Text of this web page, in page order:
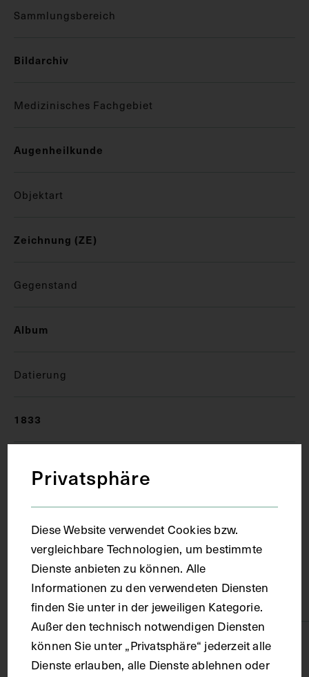
Sammlungsbereich
Bildarchiv
Medizinisches Fachgebiet
Augenheilkunde
Objektart
Zeichnung (ZE)
Gegenstand
Album
Datierung
1833
Wien
Material
Technik
Privatsphäre
Diese Website verwendet Cookies bzw.
vergleichbare Technologien, um bestimmte
Dienste anbieten zu können. Alle
Informationen zu den verwendeten Diensten
finden Sie unter in der jeweiligen Kategorie.
Außer den technisch notwendigen Diensten
können Sie unter „Privatsphäre“ jederzeit alle
Dienste erlauben, alle Dienste ablehnen oder